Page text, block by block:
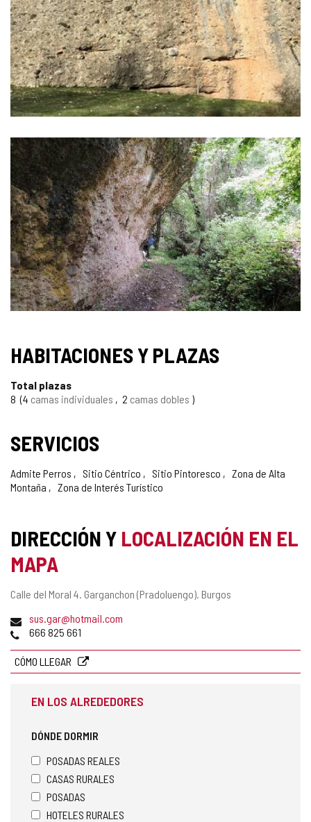
IMÁGENES
HABITACIONES Y PLAZAS
Total plazas
8 4 camas individuales 2 camas dobles
SERVICIOS
Admite Perros Sitio Céntrico Sitio Pintoresco
Zona de Alta
Montaña
Zona de Interés Turístico
DIRECCIÓN Y LOCALIZACIÓN EN EL
MAPA
Dirección
Calle del Moral 4. Garganchon (Pradoluengo). Burgos
Dirección
de
electrónico
sus.gar@hotmail.com
Teléfonos
666 825 661
CÓMO LLEGAR
EN LOS ALREDEDORES
DÓNDE DORMIR
POSADAS REALES
CASAS RURALES
POSADAS
HOTELES RURALES